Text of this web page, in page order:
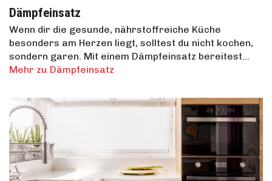
Dämpfeinsatz
Wenn dir die gesunde, nährstoffreiche Küche
besonders am Herzen liegt, solltest du nicht kochen,
sondern garen. Mit einem Dämpfeinsatz bereitest…
Mehr zu Dämpfeinsatz